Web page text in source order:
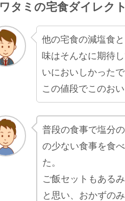
ワタミの宅食ダイレク
他の宅食の減塩食
味はそんなに期待
いにおいしかったで
この値段でこのお
普段の食事で塩分
の少ない食事を食
た。
ご飯セットもある
と思い、おかずの